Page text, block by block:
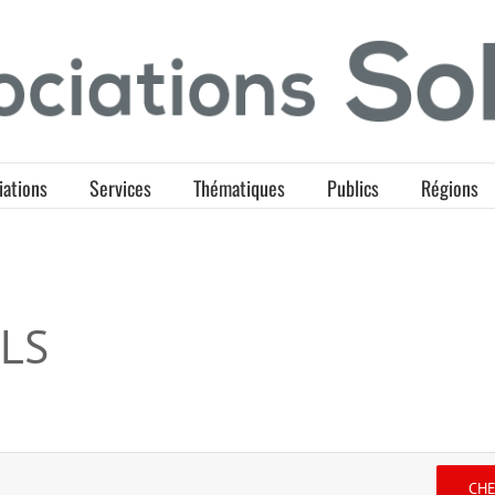
Services Thématiques Publics Régions